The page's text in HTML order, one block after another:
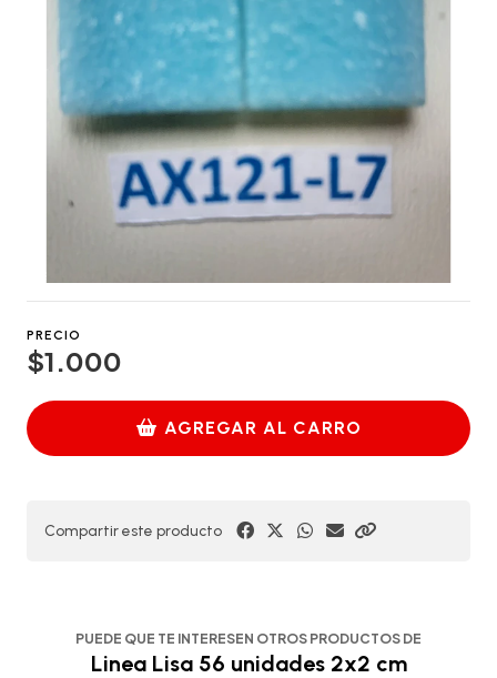
PRECIO
$1.000
AGREGAR AL CARRO
Compartir este producto
PUEDE QUE TE INTERESEN OTROS PRODUCTOS DE
Linea Lisa 56 unidades 2x2 cm